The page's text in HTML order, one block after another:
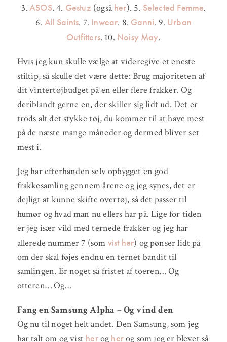
3.ASOS. 4. Gestuz (ogsåher). 5. Selected Femme.
6. All Saints. 7. Inwear. 8. Ganni. 9. Urban
Outfitters. 10. Noisy May.
Hvis jeg kun skulle vælge at videregive et eneste
stiltip, så skulle det være dette: Brug majoriteten af
dit vintertøjbudget på en eller flere frakker. Og
deriblandt gerne en, der skiller sig lidt ud. Det er
trods alt det stykke tøj, du kommer til at have mest
på de næste mange måneder og dermed bliver set
mest i.
Jeg har efterhånden selv opbygget en god
frakkesamling gennem årene og jeg synes, det er
dejligt at kunne skifte overtøj, så det passer til
humør og hvad man nu ellers har på. Lige for tiden
er jeg især vild med ternede frakker og jeg har
allerede nummer 7 (som vist her) og pønser lidt på
om der skal føjes endnu en ternet bandit til
samlingen. Er noget så fristet af toeren… Og
otteren… Og…
Fang en Samsung Alpha – Og vind den
Og nu til noget helt andet. Den Samsung, som jeg
har talt om og vist herog herog som jeg er blevet så